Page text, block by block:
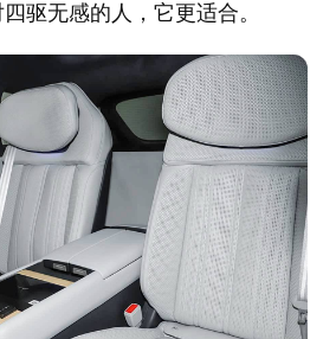
驱无感的人，它更适合。